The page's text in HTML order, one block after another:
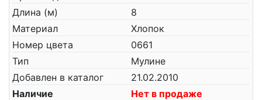
Длина (м)
8
Материал
Хлопок
Номер цвета
0661
Тип
Мулине
Добавлен в каталог
21.02.2010
Наличие
Нет в продаже